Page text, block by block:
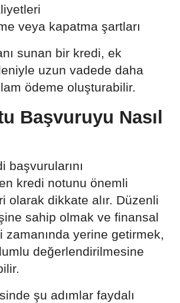
veya kapatma şartları
sunan bir kredi, ek
uzun vadede daha
ödeme oluşturabilir.
Başvuruyu Nasıl
başvurularını
kredi notunu önemli
olarak dikkate alır. Düzenli
sahip olmak ve finansal
zamanında yerine getirmek,
değerlendirilmesine
şu adımlar faydalı